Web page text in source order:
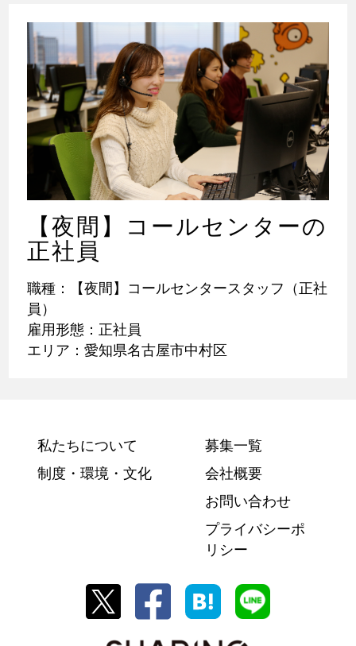
【夜間】コールセンターの
正社員
職種：【夜間】コールセンタースタッフ（正社
員）
雇用形態：正社員
エリア：愛知県名古屋市中村区
私たちについて
制度・環境・文化
募集一覧
会社概要
お問い合わせ
プライバシーポ
リシー